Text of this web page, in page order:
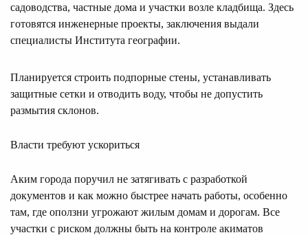
садоводства, частные дома и участки возле кладбища. Здесь
готовятся инженерные проекты, заключения выдали
специалисты Института географии.
Планируется строить подпорные стены, устанавливать
защитные сетки и отводить воду, чтобы не допустить
размытия склонов.
Власти требуют ускориться
Аким города поручил не затягивать с разработкой
документов и как можно быстрее начать работы, особенно
там, где оползни угрожают жилым домам и дорогам. Все
участки с риском должны быть на контроле акиматов